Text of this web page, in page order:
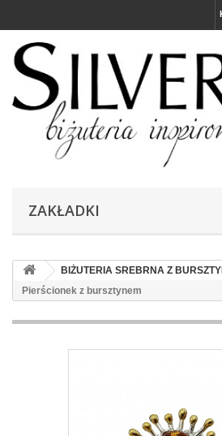
ZAKŁADKI
BIŻUTERIA SREBRNA Z
Pierścionek z bursztynem